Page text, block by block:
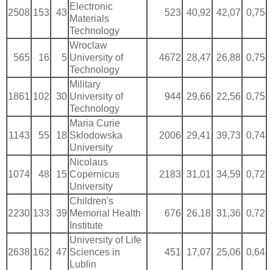
2508 153 43
Electronic
Materials
Technology
523 40,92 42,07 0,75
565 16 5
Wroclaw
University of
Technology
4672 28,47 26,88 0,75
1861 102 30
Military
University of
Technology
944 29,66 22,56 0,75
1143 55 18
Maria Curie
Sklodowska
University
2006 29,41 39,73 0,74
1074 48 15
Nicolaus
Copernicus
University
2183 31,01 34,59 0,72
2230 133 39
Children's
Memorial Health
Institute
676 26,18 31,36 0,72
2638 162 47
University of Life
Sciences in
Lublin
451 17,07 25,06 0,64